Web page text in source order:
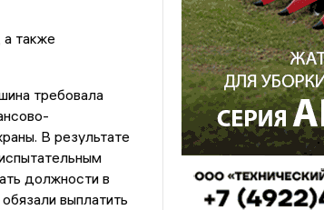
а также
требовала
В результате
должности в
выплатить